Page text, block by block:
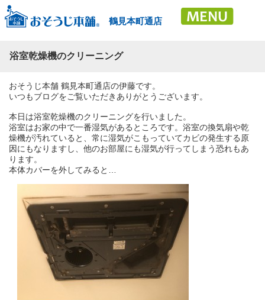
鶴見本町通店
浴室乾燥機のクリーニング
おそうじ本舗 鶴見本町通店の伊藤です。
いつもブログをご覧いただきありがとうございます。
本日は浴室乾燥機のクリーニングを行いました。
浴室はお家の中で一番湿気があるところです。浴室の換気扇や乾
燥機が汚れていると、常に湿気がこもっていてカビの発生する原
因にもなりますし、他のお部屋にも湿気が行ってしまう恐れもあ
ります。
本体カバーを外してみると…